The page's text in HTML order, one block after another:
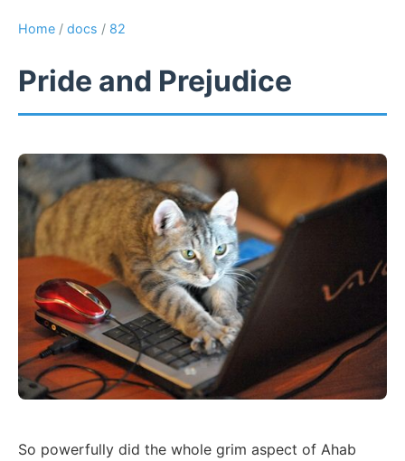
Home / docs / 82
Pride and Prejudice
So powerfully did the whole grim aspect of Ahab